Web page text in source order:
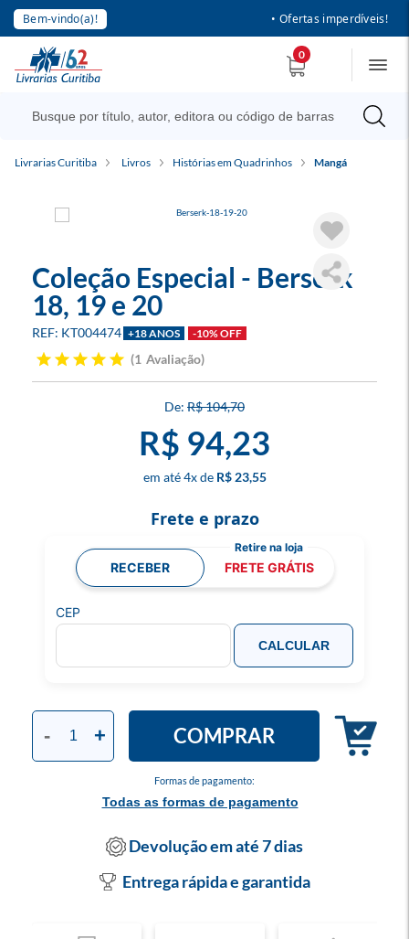
Bem-vindo(a)! • Ofertas imperdíveis!
0
Livrarias Curitiba Livros Histórias em Quadrinhos Mangá
Coleção Especial - Berserk
18, 19 e 20
KT004474 +18 ANOS -10% OFF
1 Avaliação
R$ 104,70
R$ 94,23
4x R$ 23,55
Formas de pagamento:
Todas as formas de pagamento
- + COMPRAR
Frete e prazo
RECEBER FRETE GRÁTIS
CEP
CALCULAR
Devolução em até 7 dias
Entrega rápida e garantida